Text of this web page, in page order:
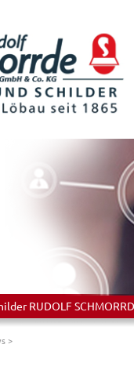
RUDOLF
>